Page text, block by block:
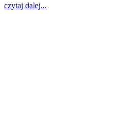
czytaj dalej...